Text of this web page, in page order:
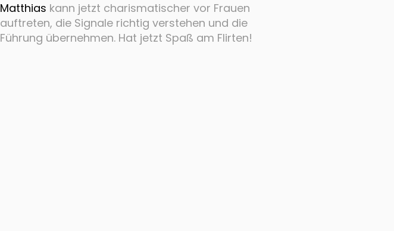
Matthias kann jetzt charismatischer vor Frauen
auftreten, die Signale richtig verstehen und die
Führung übernehmen. Hat jetzt Spaß am Flirten!